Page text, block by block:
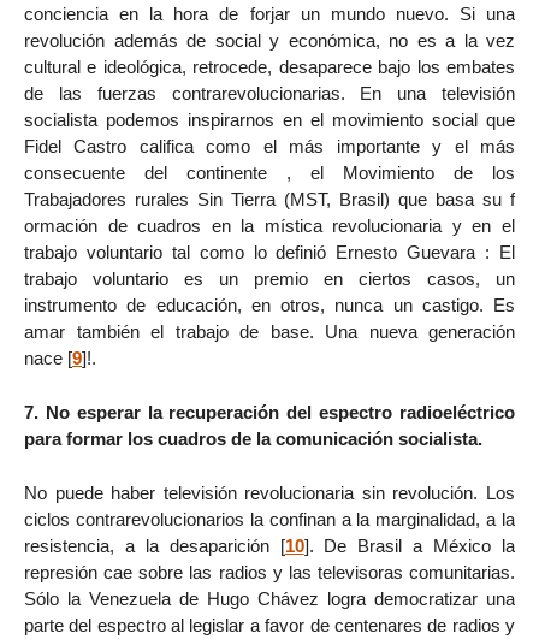
conciencia en la hora de forjar un mundo nuevo. Si una
revolución además de social y económica, no es a la vez
cultural e ideológica, retrocede, desaparece bajo los embates
de las fuerzas contrarevolucionarias. En una televisión
socialista podemos inspirarnos en el movimiento social que
Fidel Castro califica como el más importante y el más
consecuente del continente , el Movimiento de los
Trabajadores rurales Sin Tierra (MST, Brasil) que basa su f
ormación de cuadros en la mística revolucionaria y en el
trabajo voluntario tal como lo definió Ernesto Guevara : El
trabajo voluntario es un premio en ciertos casos, un
instrumento de educación, en otros, nunca un castigo. Es
amar también el trabajo de base. Una nueva generación
nace [9]!.
7. No esperar la recuperación del espectro radioeléctrico
para formar los cuadros de la comunicación socialista.
No puede haber televisión revolucionaria sin revolución. Los
ciclos contrarevolucionarios la confinan a la marginalidad, a la
resistencia, a la desaparición[10]. De Brasil a México la
represión cae sobre las radios y las televisoras comunitarias.
Sólo la Venezuela de Hugo Chávez logra democratizar una
parte del espectro al legislar a favor de centenares de radios y